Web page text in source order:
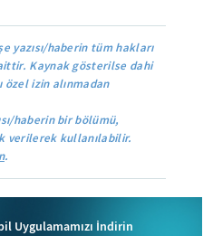
yazısı/haberin tüm hakları
Kaynak gösterilse dahi
özel izin alınmadan
haberin bir bölümü,
verilerek kullanılabilir.
.
Uygulamamızı İndirin